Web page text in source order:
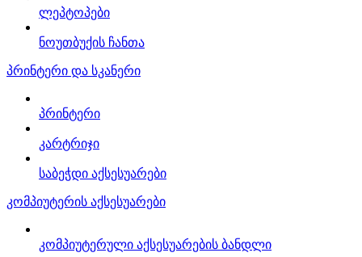
ლეპტოპები
ნოუთბუქის ჩანთა
პრინტერი და სკანერი
პრინტერი
კარტრიჯი
საბეჭდი აქსესუარები
კომპიუტერის აქსესუარები
კომპიუტერული აქსესუარების ბანდლი